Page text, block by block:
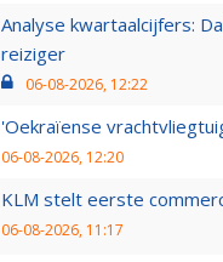
Analyse kwartaalcijfers:
reiziger
06-08-2026, 12:22
'Oekraïense
06-08-2026, 12:20
KLM stelt eerste
06-08-2026, 11:17